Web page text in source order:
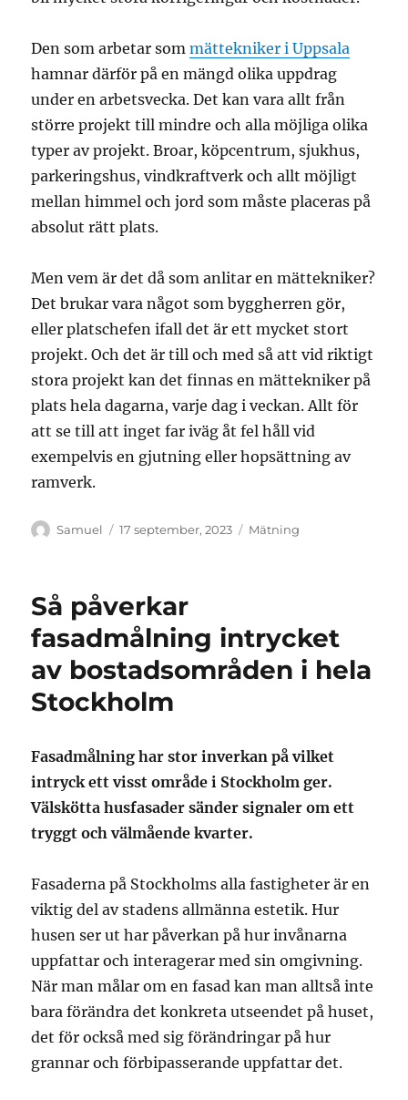
Den som arbetar sommättekniker i Uppsala
hamnar därför på en mängd olika uppdrag
under en arbetsvecka. Det kan vara allt från
större projekt till mindre och alla möjliga olika
typer av projekt. Broar, köpcentrum, sjukhus,
parkeringshus, vindkraftverk och allt möjligt
mellan himmel och jord som måste placeras på
absolut rätt plats.
Men vem är det då som anlitar en mättekniker?
Det brukar vara något som byggherren gör,
eller platschefen ifall det är ett mycket stort
projekt. Och det är till och med så att vid riktigt
stora projekt kan det finnas en mättekniker på
plats hela dagarna, varje dag i veckan. Allt för
att se till att inget far iväg åt fel håll vid
exempelvis en gjutning eller hopsättning av
ramverk.
Författare
Samuel
Publicerat
17 september, 2023 Kategorier
Mätning
Så påverkar
fasadmålning intrycket
av bostadsområden i hela
Stockholm
Fasadmålning har stor inverkan på vilket
intryck ett visst område i Stockholm ger.
Välskötta husfasader sänder signaler om ett
tryggt och välmående kvarter.
Fasaderna på Stockholms alla fastigheter är en
viktig del av stadens allmänna estetik. Hur
husen ser ut har påverkan på hur invånarna
uppfattar och interagerar med sin omgivning.
När man målar om en fasad kan man alltså inte
bara förändra det konkreta utseendet på huset,
det för också med sig förändringar på hur
grannar och förbipasserande uppfattar det.